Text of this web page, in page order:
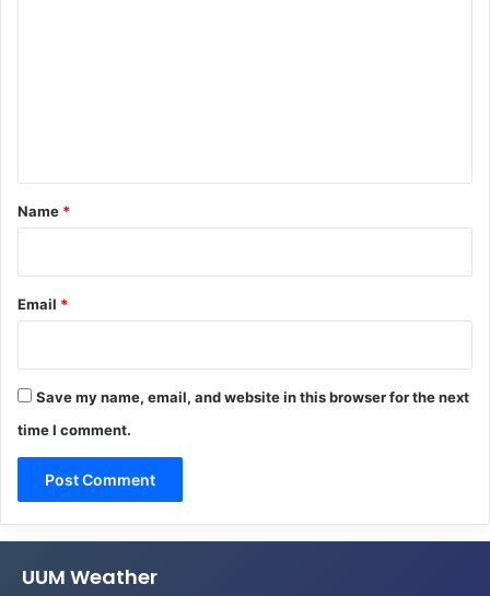
*
Name *
Email *
Save my name, email, and website in this browser for the next
time I comment.
UUM Weather